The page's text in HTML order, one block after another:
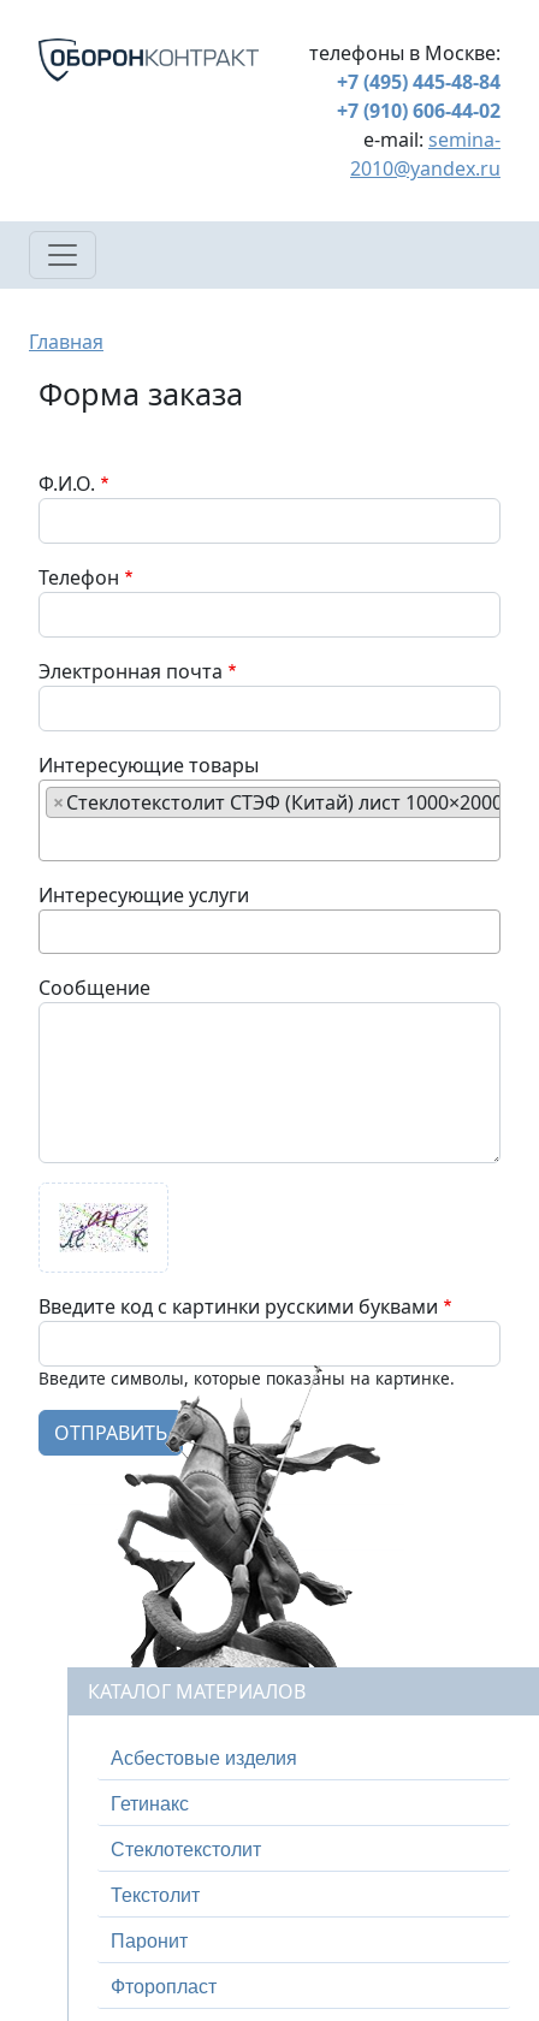
телефоны в Москве:
+7 (495) 445-48-84
+7 (910) 606-44-02
e-mail: semina-
2010@yandex.ru
Строка навигации
Главная
Форма заказа
Ф.И.О.
Телефон
Электронная почта
Интересующие товары
×Стеклотекстолит СТЭФ (Китай) лист 1000×2000×2
Интересующие услуги
Сообщение
Введите код с картинки русскими буквами
Введите символы, которые показаны на картинке.
КАТАЛОГ МАТЕРИАЛОВ
Асбестовые изделия
Гетинакс
Стеклотекстолит
Текстолит
Паронит
Фторопласт